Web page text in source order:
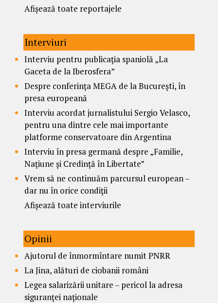
Afișează toate reportajele
Interviuri
Interviu pentru publicația spaniolă „La
Gaceta de la Iberosfera”
Despre conferința MEGA de la București, în
presa europeană
Interviu acordat jurnalistului Sergio Velasco,
pentru una dintre cele mai importante
platforme conservatoare din Argentina
Interviu în presa germană despre „Familie,
Națiune și Credință în Libertate”
Vrem să ne continuăm parcursul european –
dar nu în orice condiții
Afișează toate interviurile
Opinii
Ajutorul de înmormîntare numit PNRR
La Jina, alături de ciobanii români
Legea salarizării unitare – pericol la adresa
siguranței naționale